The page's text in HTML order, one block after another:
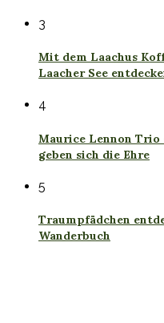
3
Mit dem Laachus
Laacher See
4
Maurice Lennon
geben sich die Ehre
5
Traumpfädchen
Wanderbuch